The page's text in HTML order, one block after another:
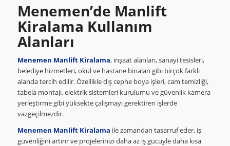
Menemen’de Manlift
Kiralama Kullanım
Alanları
Menemen Manlift Kiralama, inşaat alanları, sanayi tesisleri,
belediye hizmetleri, okul ve hastane binaları gibi birçok farklı
alanda tercih edilir. Özellikle dış cephe boya işleri, cam temizliği,
tabela montajı, elektrik sistemleri kurulumu ve güvenlik kamera
yerleştirme gibi yüksekte çalışmayı gerektiren işlerde
vazgeçilmezdir.
Menemen Manlift Kiralama ile zamandan tasarruf eder, iş
güvenliğini artırır ve projelerinizi daha az iş gücüyle daha kısa